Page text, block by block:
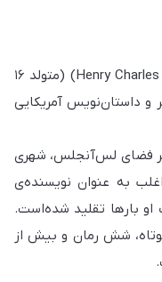
چارلز بوکوفسکی (به انگلیسی: Henry Charles Bukowski) (متولد ۱۶
۹ مارس ۱۹۹۴) شاعر و داستان‌نویس آمریکایی
فضای لس‌آنجلس، شهری
به عنوان نویسنده‌ی
او بارها تقلید شده‌است.
شش رمان و بیش از